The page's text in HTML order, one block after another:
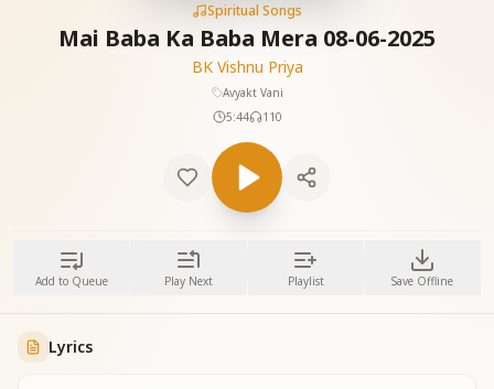
Spiritual Songs
Mai Baba Ka Baba Mera 08-06-2025
BK Vishnu Priya
Avyakt Vani
5:44
110
Add to Queue Play Next Playlist Save Offline
Lyrics